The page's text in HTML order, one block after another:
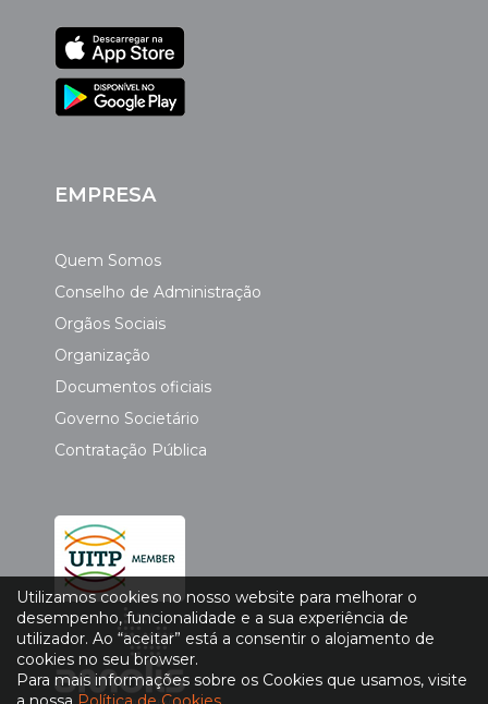
EMPRESA
Quem Somos
Conselho de Administração
Orgãos Sociais
Organização
Documentos oficiais
Governo Societário
Contratação Pública
Utilizamos cookies no nosso website para melhorar o
desempenho, funcionalidade e a sua experiência de
utilizador. Ao “aceitar” está a consentir o alojamento de
cookies no seu browser.
Para mais informações sobre os Cookies que usamos, visite